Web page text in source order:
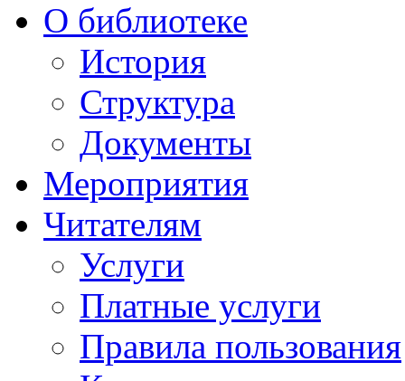
О библиотеке
История
Структура
Документы
Мероприятия
Читателям
Услуги
Платные услуги
Правила пользования